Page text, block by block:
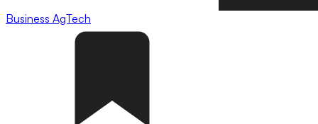
Business AgTech